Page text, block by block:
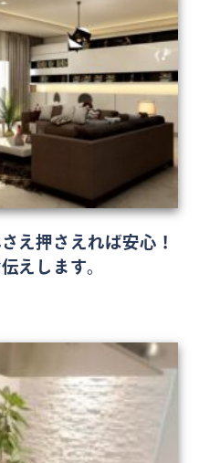
え押さえれば安心！
えします。